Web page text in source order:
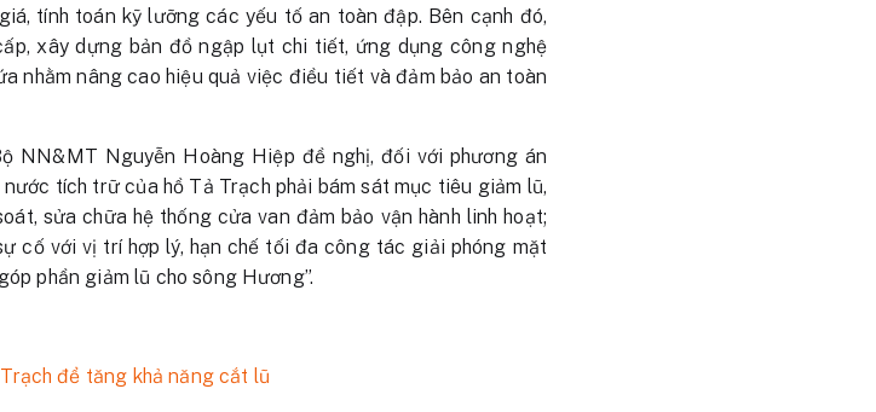
tính toán kỹ lưỡng các yếu tố an toàn đập. Bên cạnh đó,
xây dựng bản đồ ngập lụt chi tiết, ứng dụng công nghệ
nhằm nâng cao hiệu quả việc điều tiết và đảm bảo an toàn
NN&MT Nguyễn Hoàng Hiệp đề nghị, đối với phương án
tích trữ của hồ Tả Trạch phải bám sát mục tiêu giảm lũ,
sửa chữa hệ thống cửa van đảm bảo vận hành linh hoạt;
cố với vị trí hợp lý, hạn chế tối đa công tác giải phóng mặt
phần giảm lũ cho sông Hương”.
để tăng khả năng cắt lũ